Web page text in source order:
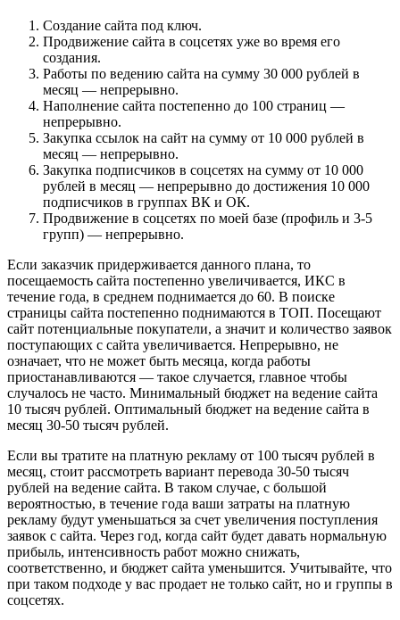
Создание сайта под ключ.
Продвижение сайта в соцсетях уже во время его
создания.
Работы по ведению сайта на сумму 30 000 рублей в
месяц — непрерывно.
Наполнение сайта постепенно до 100 страниц —
непрерывно.
Закупка ссылок на сайт на сумму от 10 000 рублей в
месяц — непрерывно.
Закупка подписчиков в соцсетях на сумму от 10 000
рублей в месяц — непрерывно до достижения 10 000
подписчиков в группах ВК и ОК.
Продвижение в соцсетях по моей базе (профиль и 3-5
групп) — непрерывно.
Если заказчик придерживается данного плана, то
посещаемость сайта постепенно увеличивается, ИКС в
течение года, в среднем поднимается до 60. В поиске
страницы сайта постепенно поднимаются в ТОП. Посещают
сайт потенциальные покупатели, а значит и количество заявок
поступающих с сайта увеличивается. Непрерывно, не
означает, что не может быть месяца, когда работы
приостанавливаются — такое случается, главное чтобы
случалось не часто. Минимальный бюджет на ведение сайта
10 тысяч рублей. Оптимальный бюджет на ведение сайта в
месяц 30-50 тысяч рублей.
Если вы тратите на платную рекламу от 100 тысяч рублей в
месяц, стоит рассмотреть вариант перевода 30-50 тысяч
рублей на ведение сайта. В таком случае, с большой
вероятностью, в течение года ваши затраты на платную
рекламу будут уменьшаться за счет увеличения поступления
заявок с сайта. Через год, когда сайт будет давать нормальную
прибыль, интенсивность работ можно снижать,
соответственно, и бюджет сайта уменьшится. Учитывайте, что
при таком подходе у вас продает не только сайт, но и группы в
соцсетях.